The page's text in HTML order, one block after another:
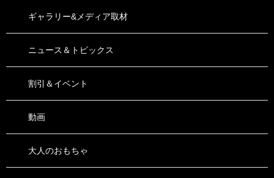
ギャラリー&メディア取材
ニュース＆トピックス
割引＆イベント
動画
大人のおもちゃ